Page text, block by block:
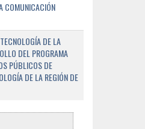
COMUNICACIÓN
DE LA
DEL PROGRAMA
PÚBLICOS DE
DE LA REGIÓN DE